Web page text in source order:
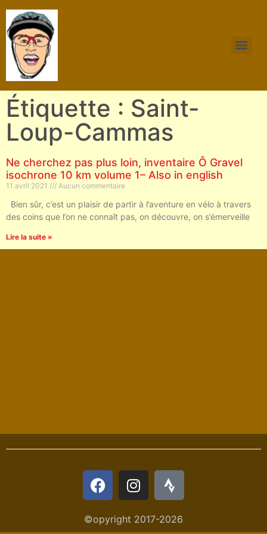
Étiquette : Saint-
Loup-Cammas
Ne cherchez pas plus loin, inventaire Ô Gravel
isochrone 10 km volume 1– Also in english
11 avril 2021 Aucun commentaire
Bien sûr, c’est un plaisir de partir à l’aventure en vélo à travers
des coins que l’on ne connaît pas, on découvre, on s’émerveille
Lire la suite »
©opyright 2017-2026